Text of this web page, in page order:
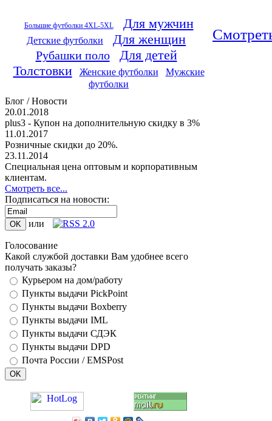
Большие футболки 4XL-5XL Для мужчин
Детские футболки Для женщин
Рубашки поло
Для детей
Толстовки
Женские футболки
Мужские
футболки
Блог / Новости
20.01.2018
plus3 - Купон на дополнительную скидку в 3%
11.01.2017
Розничные скидки до 20%.
23.11.2014
Специальная цена оптовым и корпоративным
клиентам.
Смотреть все...
Подписаться на новости:
или
Голосование
Какой службой доставки Вам удобнее всего
получать заказы?
Курьером на дом/работу
Пункты выдачи PickPoint
Пункты выдачи Boxberry
Пункты выдачи IML
Пункты выдачи СДЭК
Пункты выдачи DPD
Почта России / EMSPost